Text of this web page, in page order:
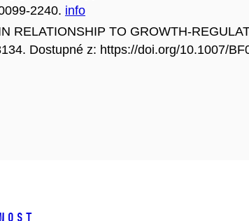
2240. info
RELATIONSHIP TO GROWTH-
Dostupné z: https://doi.org/10.1007/